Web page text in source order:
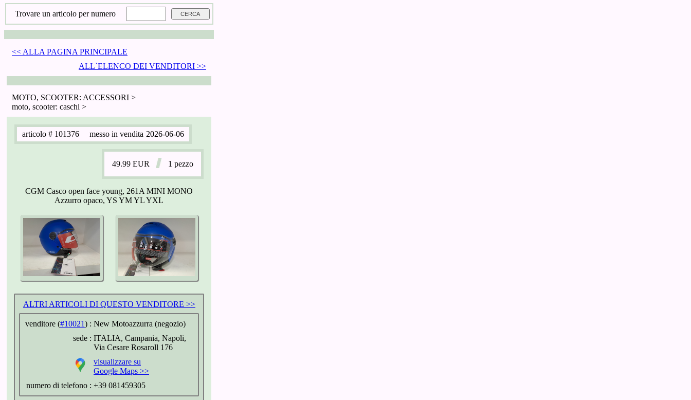
Trovare un articolo per numero
<< ALLA PAGINA PRINCIPALE
ALL`ELENCO DEI VENDITORI >>
MOTO, SCOOTER: ACCESSORI >
moto, scooter: caschi >
articolo # 101376 messo in vendita 2026-06-06
49.99 EUR 1 pezzo
CGM Casco open face young, 261A MINI MONO
Azzurro opaco, YS YM YL YXL
ALTRI ARTICOLI DI QUESTO VENDITORE >>
venditore (#10021) : New Motoazzurra (negozio)
sede : ITALIA, Campania, Napoli,
Via Cesare Rosaroll 176
visualizzare su
Google Maps >>
numero di telefono : +39 081459305